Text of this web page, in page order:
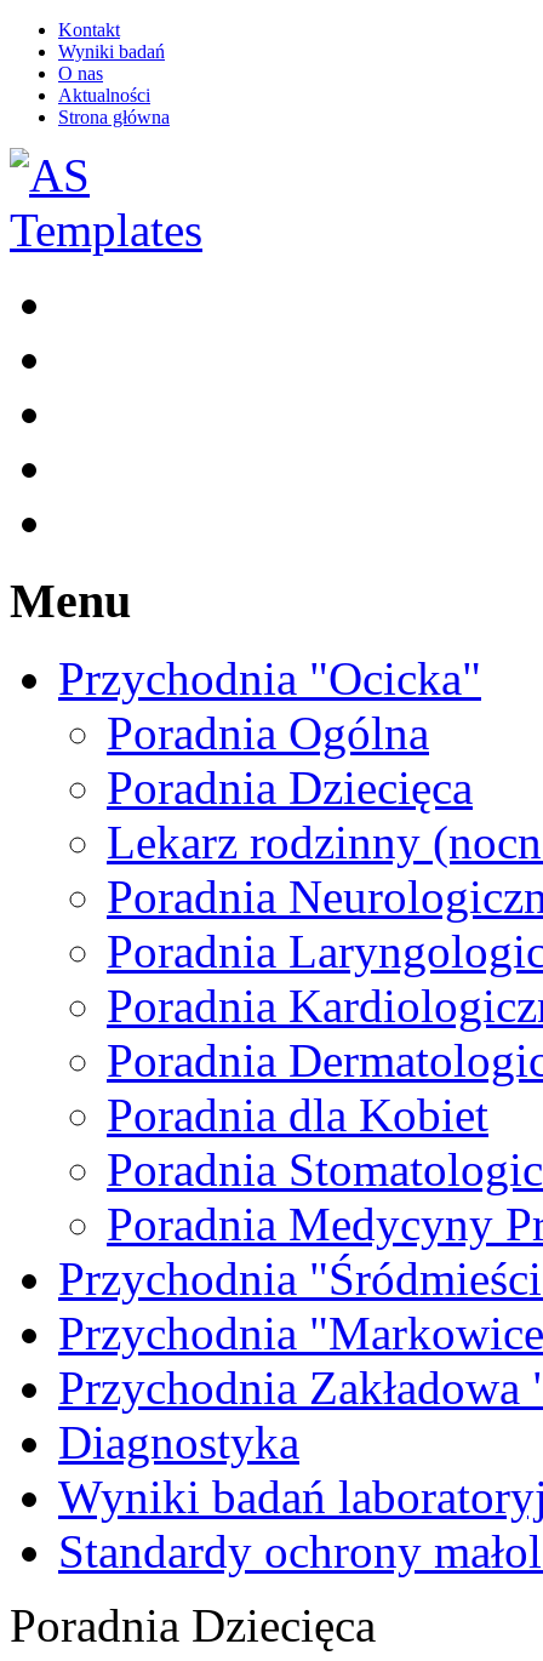
Kontakt
Wyniki badań
O nas
Aktualności
Strona główna
Menu
Przychodnia "Ocicka"
Poradnia Ogólna
Poradnia Dziecięca
Lekarz rodzinny
Poradnia
Poradnia
Poradnia
Poradnia
Poradnia dla Kobiet
Poradnia
Poradnia Medycyny
Przychodnia
Przychodnia
Przychodnia
Diagnostyka
Wyniki badań
Standardy ochrony
Poradnia Dziecięca